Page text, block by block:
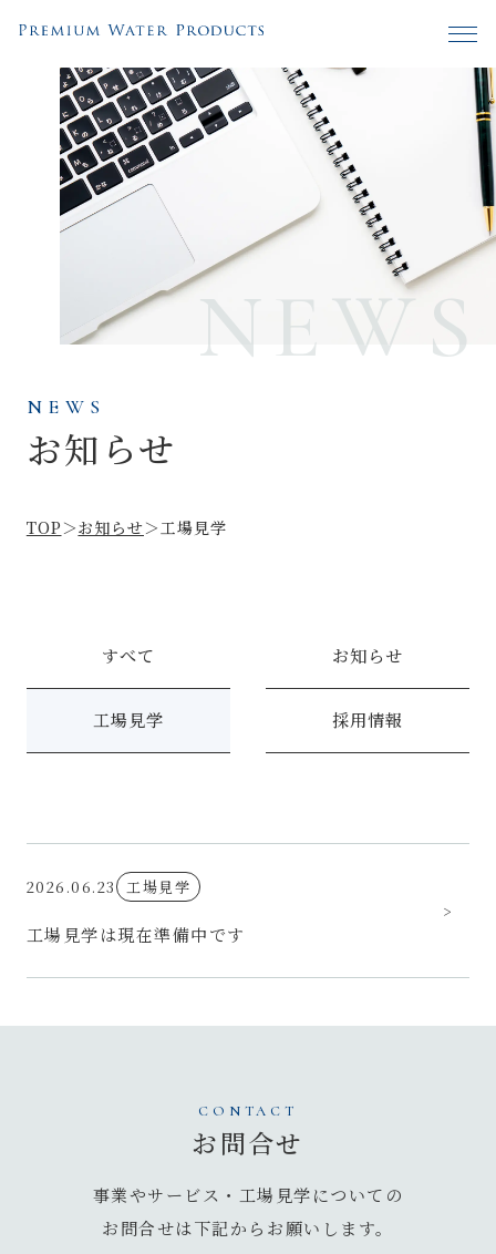
NEWS
お知らせ
NEWS
TOP ＞お知らせ＞工場見学
すべて お知らせ
工場見学 採用情報
2026.06.23 工場見学
工場見学は現在準備中です
CONTACT
お問合せ
事業やサービス・工場見学についての
お問合せは下記からお願いします。